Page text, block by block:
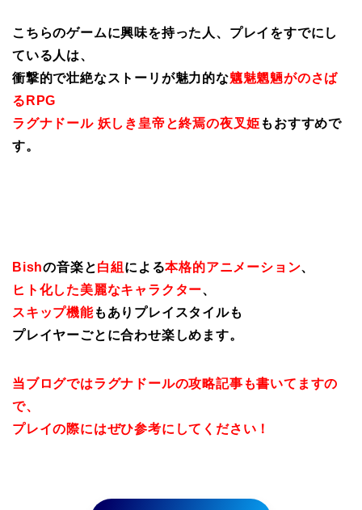
こちらのゲームに興味を持った人、プレイをすでにし
ている人は、
衝撃的で壮絶なストーリが魅力的な魑魅魍魎がのさば
るRPG
ラグナドール 妖しき皇帝と終焉の夜叉姫 もおすすめで
す。
Bishの音楽と白組 による本格的アニメーション、
ヒト化した美麗なキャラクター、
スキップ機能もありプレイスタイルも
プレイヤーごとに合わせ楽しめます。
当ブログではラグナドールの攻略記事も書いてますの
で、
プレイの際にはぜひ参考にしてください！